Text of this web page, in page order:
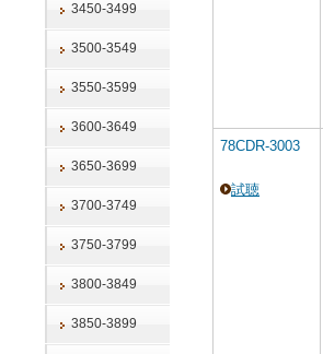
78CDR-3003
試聴
3450-3499
3500-3549
3550-3599
3600-3649
3650-3699
3700-3749
3750-3799
3800-3849
3850-3899